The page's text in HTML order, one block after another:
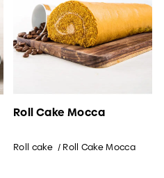
Roll Cake Mocca
Roll cake / Roll Cake Mocca